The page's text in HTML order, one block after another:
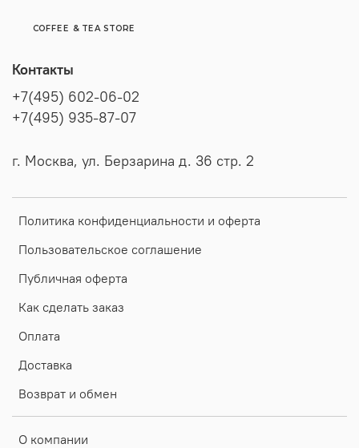
COFFEE & TEA STORE
Политика конфиденциальности и оферта
Пользовательское соглашение
Публичная оферта
Как сделать заказ
Оплата
Доставка
Возврат и обмен
О компании
Контакты
+7(495) 602-06-02
+7(495) 935-87-07
г. Москва, ул. Берзарина д. 36 стр. 2